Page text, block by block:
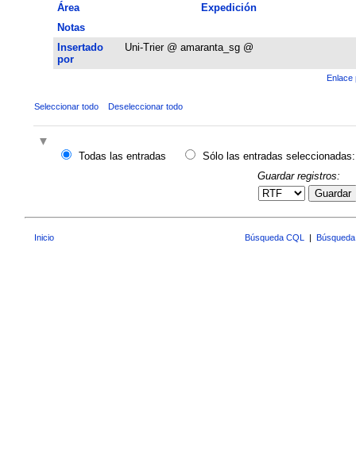
Área
Expedición
Notas
Insertado
por
Uni-Trier @ amaranta_sg @
Enlace
Seleccionar todo Deseleccionar todo
Todas las entradas
Sólo las entradas seleccionadas:
Guardar registros:
Guardar
Inicio Búsqueda CQL